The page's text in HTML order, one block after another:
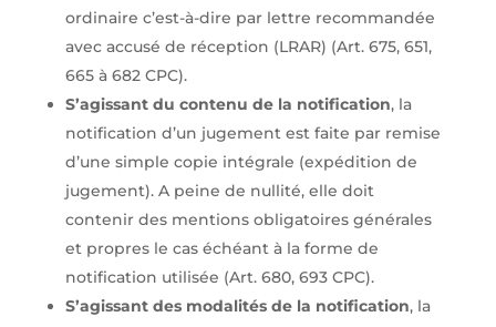
ordinaire c’est-à-dire par lettre recommandée
avec accusé de réception (LRAR) (Art. 675, 651,
665 à 682 CPC).
S’agissant du contenu de la notification, la
notification d’un jugement est faite par remise
d’une simple copie intégrale (expédition de
jugement). A peine de nullité, elle doit
contenir des mentions obligatoires générales
et propres le cas échéant à la forme de
notification utilisée (Art. 680, 693 CPC).
S’agissant des modalités de la notification, la